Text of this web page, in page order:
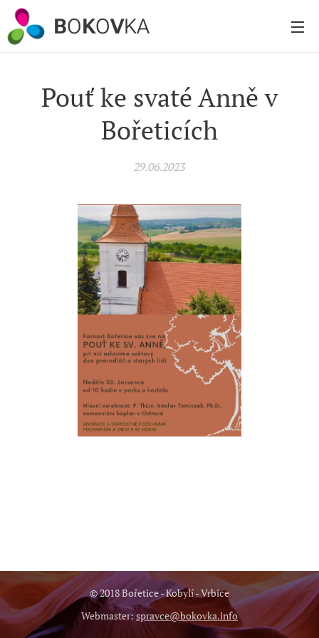
BOKOVKA
Pouť ke svaté Anně v
Bořeticích
29.06.2023
© 2018 Bořetice - Kobylí - Vrbice
Webmaster: spravce@bokovka.info